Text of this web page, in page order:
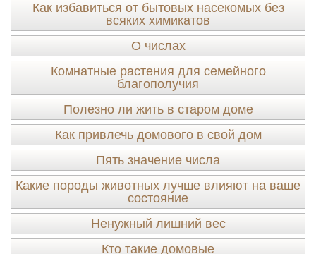
Как избавиться от бытовых насекомых без
всяких химикатов
О числах
Комнатные растения для семейного
благополучия
Полезно ли жить в старом доме
Как привлечь домового в свой дом
Пять значение числа
Какие породы животных лучше влияют на ваше
состояние
Ненужный лишний вес
Кто такие домовые